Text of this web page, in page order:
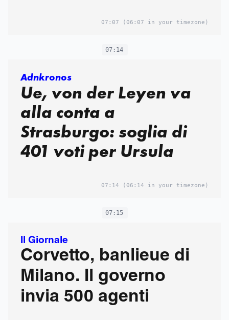
07:07 (06:07 in your timezone)
07:14
Adnkronos
Ue, von der Leyen va
alla conta a
Strasburgo: soglia di
401 voti per Ursula
07:14 (06:14 in your timezone)
07:15
Il Giornale
Corvetto, banlieue di
Milano. Il governo
invia 500 agenti